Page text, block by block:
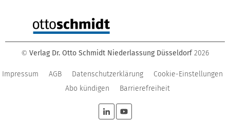
© Verlag Dr. Otto Schmidt Niederlassung Düsseldorf 2026
Impressum AGB Datenschutzerklärung
Cookie-Einstellungen
Abo kündigen
Barrierefreiheit